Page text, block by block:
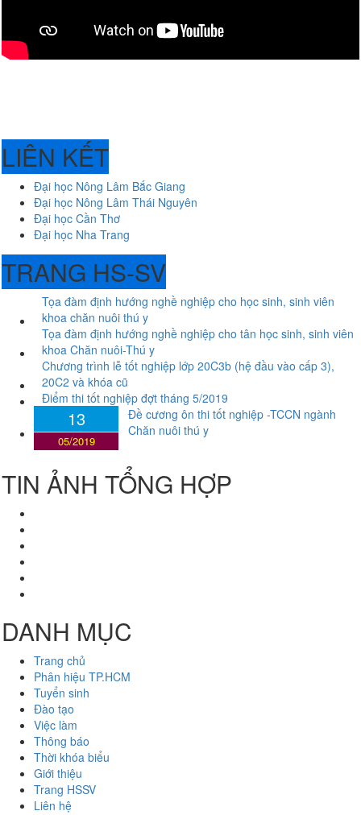
LIÊN KẾT
Đại học Nông Lâm Bắc Giang
Đại học Nông Lâm Thái Nguyên
Đại học Cần Thơ
Đại học Nha Trang
TRANG HS-SV
Tọa đàm định hướng nghề nghiệp cho học sinh, sinh viên
khoa chăn nuôi thú y
Tọa đàm định hướng nghề nghiệp cho tân học sinh, sinh viên
khoa Chăn nuôi-Thú y
Chương trình lễ tốt nghiệp lớp 20C3b (hệ đầu vào cấp 3),
20C2 và khóa cũ
Điểm thi tốt nghiệp đợt tháng 5/2019
13
05/2019
Đề cương ôn thi tốt nghiệp -TCCN ngành
Chăn nuôi thú y
TIN ẢNH TỔNG HỢP
DANH MỤC
Trang chủ
Phân hiệu TP.HCM
Tuyển sinh
Đào tạo
Việc làm
Thông báo
Thời khóa biểu
Giới thiệu
Trang HSSV
Liên hệ